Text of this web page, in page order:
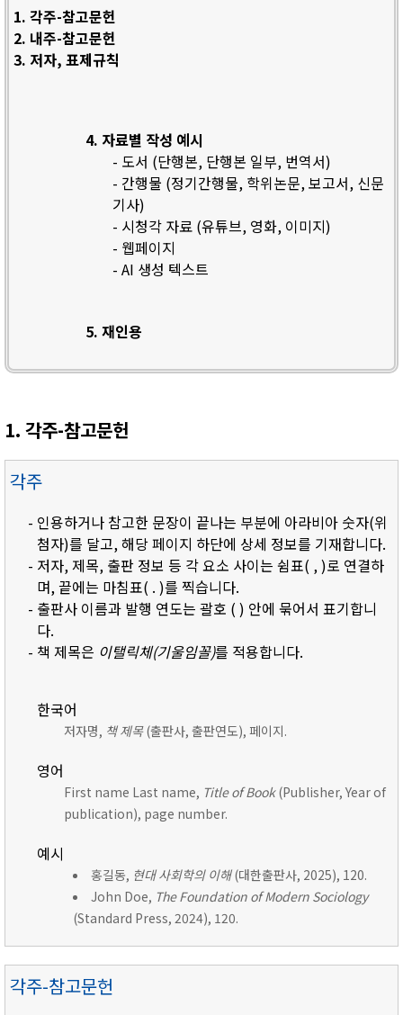
1. 각주-참고문헌
2. 내주-참고문헌
3. 저자, 표제규칙
4. 자료별 작성 예시
- 도서 (단행본, 단행본 일부, 번역서)
- 간행물 (정기간행물, 학위논문, 보고서, 신문
기사)
- 시청각 자료 (유튜브, 영화, 이미지)
- 웹페이지
- AI 생성 텍스트
5. 재인용
1. 각주-참고문헌
각주
- 인용하거나 참고한 문장이 끝나는 부분에 아라비아 숫자(위
첨자)를 달고, 해당 페이지 하단에 상세 정보를 기재합니다.
- 저자, 제목, 출판 정보 등 각 요소 사이는 쉼표( , )로 연결하
며, 끝에는 마침표( . )를 찍습니다.
- 출판사 이름과 발행 연도는 괄호 ( ) 안에 묶어서 표기합니
다.
- 책 제목은 이탤릭체(기울임꼴)를 적용합니다.
한국어
저자명, 책 제목(출판사, 출판연도), 페이지.
영어
First name Last name, Title of Book(Publisher, Year of
publication), page number.
예시
홍길동, 현대 사회학의 이해(대한출판사, 2025), 120.
John Doe, The Foundation of Modern Sociology
(Standard Press, 2024), 120.
각주-참고문헌